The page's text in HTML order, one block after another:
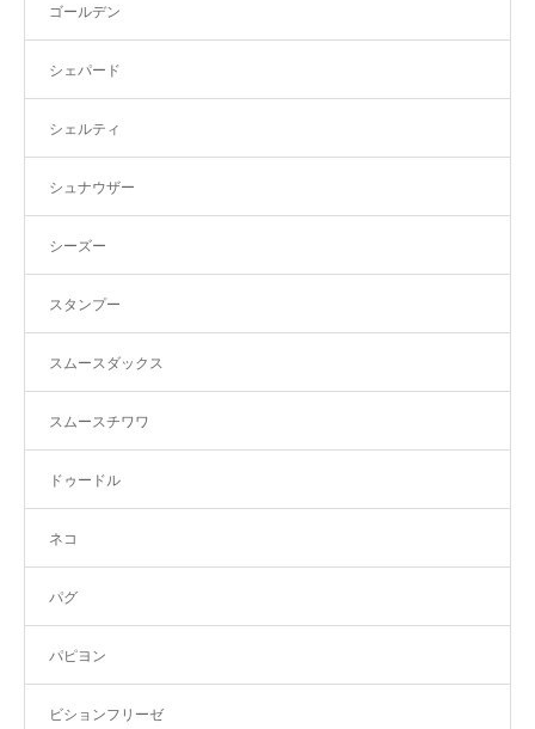
ゴールデン
シェパード
シェルティ
シュナウザー
シーズー
スタンプー
スムースダックス
スムースチワワ
ドゥードル
ネコ
パグ
パピヨン
ビションフリーゼ